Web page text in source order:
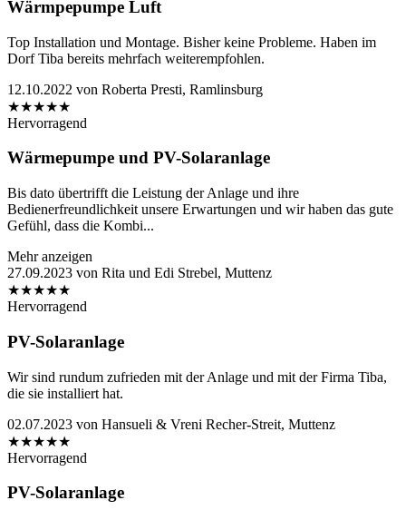
Wärmpepumpe Luft
Top Installation und Montage. Bisher keine Probleme. Haben im
Dorf Tiba bereits mehrfach weiterempfohlen.
12.10.2022 von Roberta Presti, Ramlinsburg
★★★★★
Hervorragend
Wärmepumpe und PV-Solaranlage
Bis dato übertrifft die Leistung der Anlage und ihre
Bedienerfreundlichkeit unsere Erwartungen und wir haben das gute
Gefühl, dass die Kombi...
Mehr anzeigen
27.09.2023 von Rita und Edi Strebel, Muttenz
★★★★★
Hervorragend
PV-Solaranlage
Wir sind rundum zufrieden mit der Anlage und mit der Firma Tiba,
die sie installiert hat.
02.07.2023 von Hansueli & Vreni Recher-Streit, Muttenz
★★★★★
Hervorragend
PV-Solaranlage